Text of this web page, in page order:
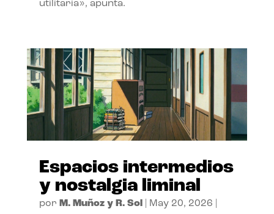
utilitaria», apunta.
Espacios intermedios
y nostalgia liminal
por M. Muñoz y R. Sol May 20, 2026